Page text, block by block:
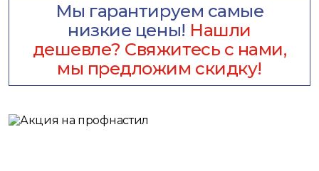
Мы гарантируем самые
низкие цены! Нашли
дешевле? Свяжитесь с нами,
мы предложим скидку!